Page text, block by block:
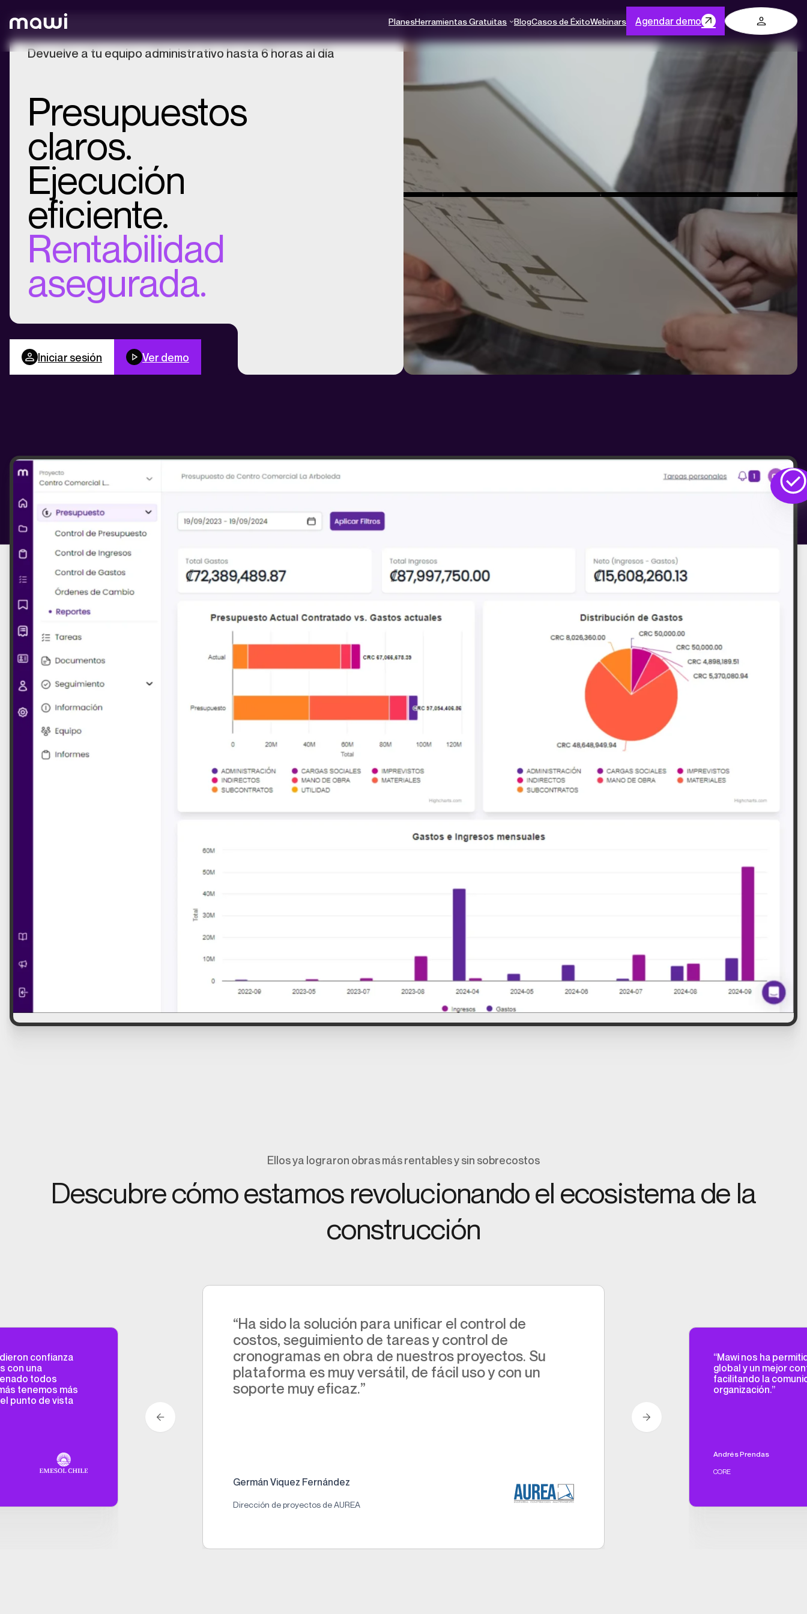
PlanesHerramientas Gratuitas BlogCasos de ÉxitoWebinars Agendar demo Log in
Devuelve a tu equipo administrativo hasta 6 horas al día
Presupuestos
claros.
Ejecución
eficiente.
Rentabilidad
asegurada.
Iniciar sesión Ver demo
Ellos ya lograron obras más rentables y sin sobrecostos
Descubre cómo estamos revolucionando el ecosistema de la
construcción
confianza
con una
todos
tenemos más
punto de vista
“Ha sido la solución para unificar el control de
costos, seguimiento de tareas y control de
cronogramas en obra de nuestros proyectos. Su
plataforma es muy versátil, de fácil uso y con un
soporte muy eficaz.”
Germán Viquez Fernández
Dirección de proyectos de AUREA
“Mawi nos ha
global y un mejor
facilitando la
organización.”
Andrés Prendas
CORE